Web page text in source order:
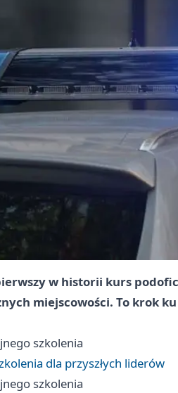
w historii kurs
miejscowości. To krok
szkolenia
dla przyszłych liderów
szkolenia